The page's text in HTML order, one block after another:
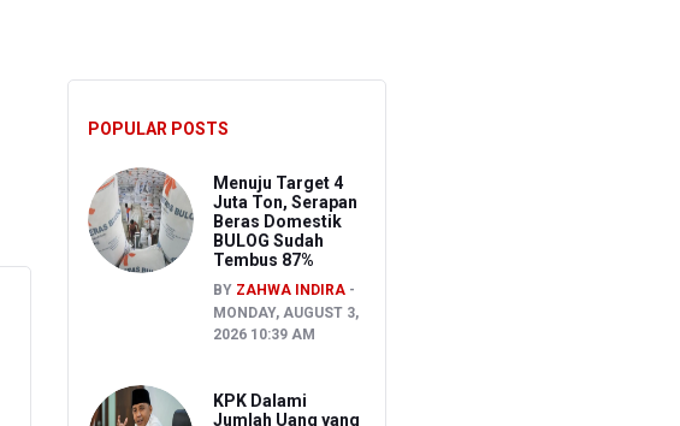
POPULAR POSTS
Menuju Target 4
Juta Ton, Serapan
Beras Domestik
BULOG Sudah
Tembus 87%
BY ZAHWA INDIRA
MONDAY, AUGUST 3,
2026 10:39 AM
KPK Dalami
Jumlah Uang yang